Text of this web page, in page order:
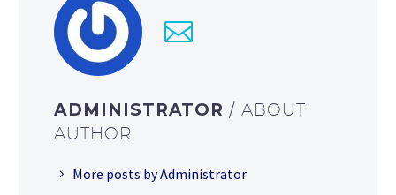
ADMINISTRATOR/ ABOUT
AUTHOR
More posts by Administrator